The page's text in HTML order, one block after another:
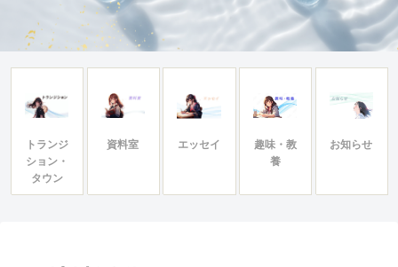
トランジ
ション・
タウン
資料室 エッセイ
趣味・教
養
お知らせ